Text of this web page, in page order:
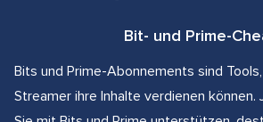
Bit- und Prime-
Bits und Prime-Abonnements sind
Streamer ihre Inhalte verdienen können.